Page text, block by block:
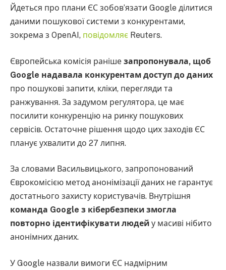
Йдеться про плани ЄС зобов’язати Google ділитися
даними пошукової системи з конкурентами,
зокрема з OpenAI, повідомляє Reuters.
Європейська комісія раніше запропонувала, щоб
Google надавала конкурентам доступ до даних
про пошукові запити, кліки, перегляди та
ранжування. За задумом регулятора, це має
посилити конкуренцію на ринку пошукових
сервісів. Остаточне рішення щодо цих заходів ЄС
планує ухвалити до 27 липня.
За словами Васильвицького, запропонований
Єврокомісією метод анонімізації даних не гарантує
достатнього захисту користувачів. Внутрішня
команда Google з кібербезпеки змогла
повторно ідентифікувати людей у масиві нібито
анонімних даних.
У Google назвали вимоги ЄС надмірним